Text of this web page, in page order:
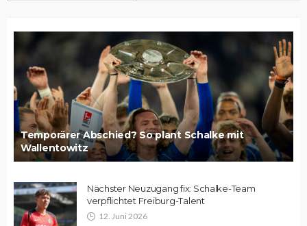
Temporärer Abschied? So plant Schalke mit
Wallentowitz
Nächster Neuzugang fix: Schalke-Team
verpflichtet Freiburg-Talent
12. Juni 2026